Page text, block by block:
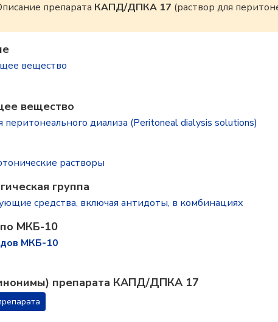
препарата КАПД/ДПКА 17 (раствор для
вещество
вещество
перитонеального диализа (Peritoneal dialysis solutions)
растворы
группа
средства, включая антидоты, в комбинациях
МКБ-10
МКБ-10
препарата КАПД/ДПКА 17